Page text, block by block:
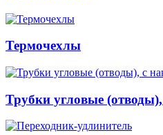
Термочехлы
Трубки угловые